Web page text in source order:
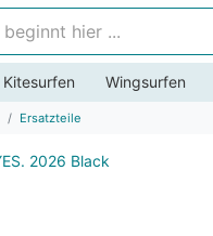
Kitesurfen Wingsurfen
Ersatzteile